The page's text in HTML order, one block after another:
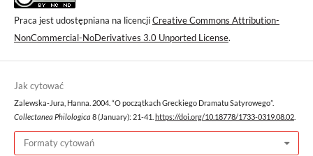
Praca jest udostępniana na licencjiCreative Commons Attribution-
NonCommercial-NoDerivatives 3.0 Unported License.
Jak cytować
Zalewska-Jura, Hanna. 2004. “O początkach Greckiego Dramatu Satyrowego”.
Collectanea Philologica 8 (January): 21-41. https://doi.org/10.18778/1733-0319.08.02
Formaty cytowań